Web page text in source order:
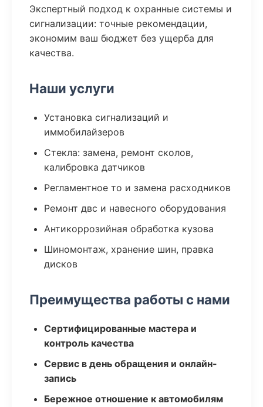
Экспертный подход к охранные системы и
сигнализации: точные рекомендации,
экономим ваш бюджет без ущерба для
качества.
Наши услуги
Установка сигнализаций и
иммобилайзеров
Стекла: замена, ремонт сколов,
калибровка датчиков
Регламентное то и замена расходников
Ремонт двс и навесного оборудования
Антикоррозийная обработка кузова
Шиномонтаж, хранение шин, правка
дисков
Преимущества работы с нами
Сертифицированные мастера и
контроль качества
Сервис в день обращения и онлайн-
запись
Бережное отношение к автомобилям